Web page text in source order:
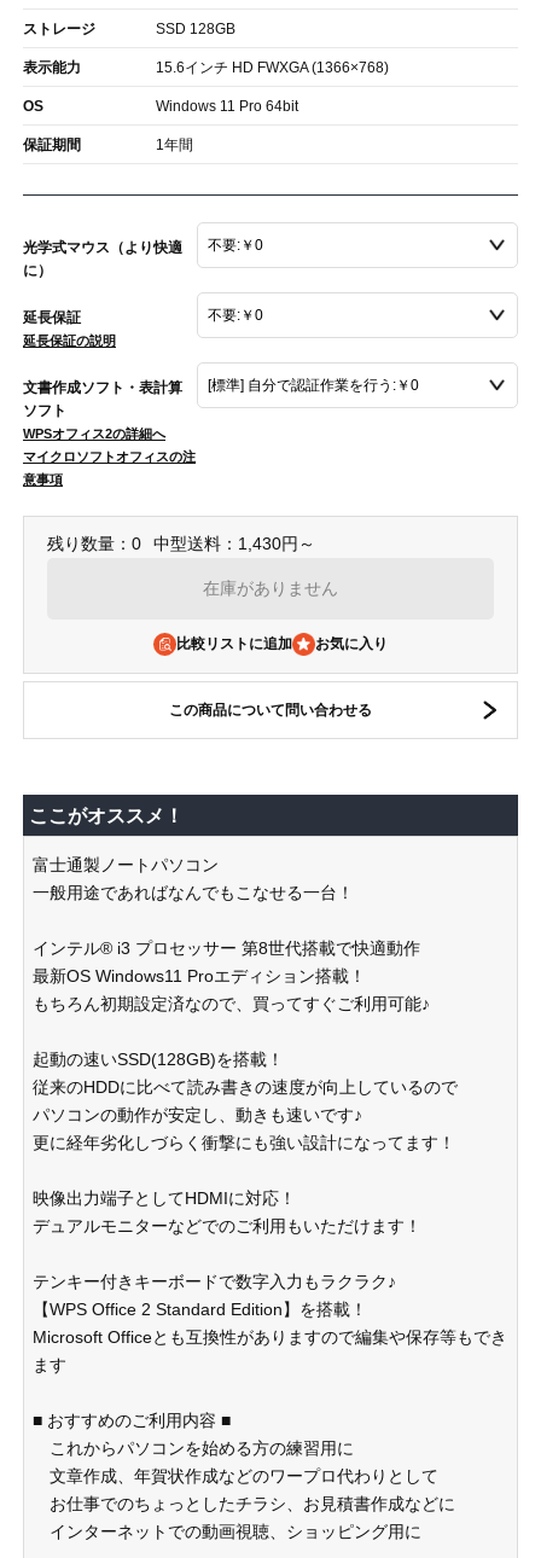
ストレージ SSD 128GB
表示能力 15.6インチ HD FWXGA (1366×768)
OS Windows 11 Pro 64bit
保証期間 1年間
光学式マウス（より快適
に）
延長保証
延長保証の説明
文書作成ソフト・表計算
ソフト
WPSオフィス2の詳細へ
マイクロソフトオフィスの注
意事項
残り数量：0 中型送料：1,430円～
在庫がありません
比較リストに追加
この商品について問い合わせる
ここがオススメ！
富士通製ノートパソコン
一般用途であればなんでもこなせる一台！
インテル® i3 プロセッサー 第8世代搭載で快適動作
最新OS Windows11 Proエディション搭載！
もちろん初期設定済なので、買ってすぐご利用可能♪
起動の速いSSD(128GB)を搭載！
従来のHDDに比べて読み書きの速度が向上しているので
パソコンの動作が安定し、動きも速いです♪
更に経年劣化しづらく衝撃にも強い設計になってます！
映像出力端子としてHDMIに対応！
デュアルモニターなどでのご利用もいただけます！
テンキー付きキーボードで数字入力もラクラク♪
【WPS Office 2 Standard Edition】を搭載！
Microsoft Officeとも互換性がありますので編集や保存等もでき
ます
■ おすすめのご利用内容 ■
これからパソコンを始める方の練習用に
文章作成、年賀状作成などのワープロ代わりとして
お仕事でのちょっとしたチラシ、お見積書作成などに
インターネットでの動画視聴、ショッピング用に